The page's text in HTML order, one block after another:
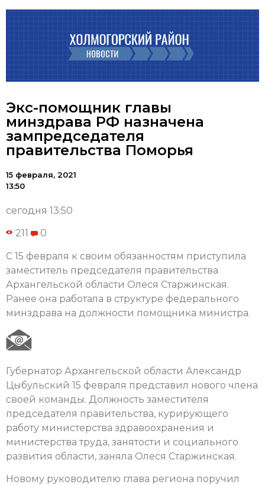
Экс-помощник главы
минздрава РФ назначена
зампредседателя
правительства Поморья
15 февраля, 2021
13:50
сегодня 13:50
211 0
С 15 февраля к своим обязанностям приступила
заместитель председателя правительства
Архангельской области Олеся Старжинская.
Ранее она работала в структуре федерального
минздрава на должности помощника министра.
Губернатор Архангельской области Александр
Цыбульский 15 февраля представил нового члена
своей команды. Должность заместителя
председателя правительства, курирующего
работу министерства здравоохранения и
министерства труда, занятости и социального
развития области, заняла Олеся Старжинская.
Новому руководителю глава региона поручил